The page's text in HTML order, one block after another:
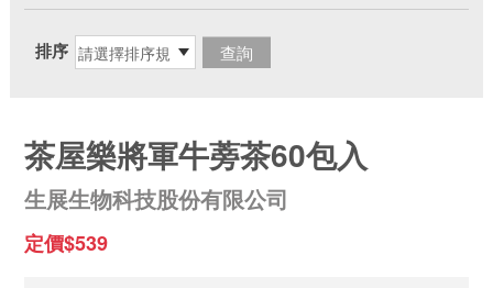
排序
茶屋樂將軍牛蒡茶60包入
生展生物科技股份有限公司
定價$539